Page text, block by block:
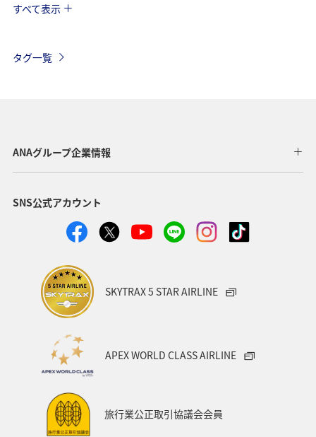
夏 秋
群馬県 春 川 マダイ
すべて表示
タグ一覧
ANAグループ企業情報
SNS公式アカウント
SKYTRAX 5 STAR AIRLINE
APEX WORLD CLASS AIRLINE
旅行業公正取引協議会会員